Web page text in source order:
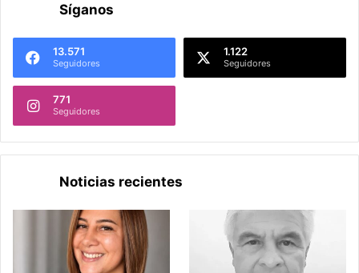
Síganos
13.571
Seguidores
1.122
Seguidores
771
Seguidores
Noticias recientes